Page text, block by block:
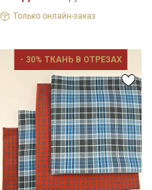
Только онлайн-заказ
- 30% ТКАНЬ В ОТРЕЗАХ